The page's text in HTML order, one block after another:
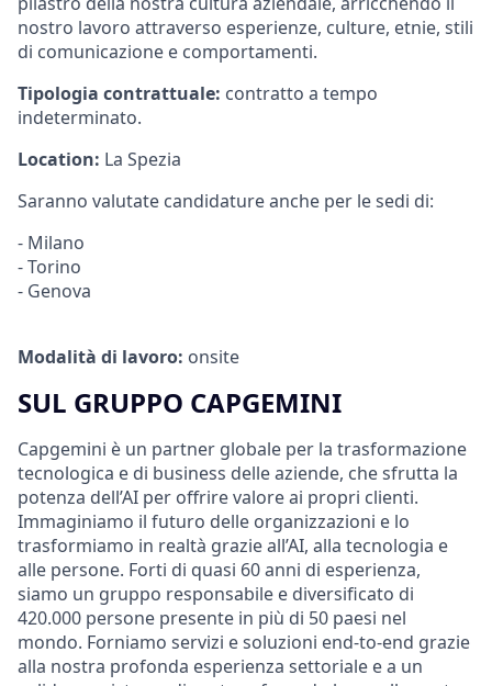
nostro lavoro attraverso esperienze, culture, etnie, stili
di comunicazione e comportamenti.
Tipologia contrattuale: contratto a tempo
indeterminato.
Location: La Spezia
Saranno valutate candidature anche per le sedi di:
- Milano
- Torino
- Genova
Modalità di lavoro: onsite
SUL GRUPPO CAPGEMINI
Capgemini è un partner globale per la trasformazione
tecnologica e di business delle aziende, che sfrutta la
potenza dell’AI per offrire valore ai propri clienti.
Immaginiamo il futuro delle organizzazioni e lo
trasformiamo in realtà grazie all’AI, alla tecnologia e
alle persone. Forti di quasi 60 anni di esperienza,
siamo un gruppo responsabile e diversificato di
420.000 persone presente in più di 50 paesi nel
mondo. Forniamo servizi e soluzioni end-to-end grazie
alla nostra profonda esperienza settoriale e a un